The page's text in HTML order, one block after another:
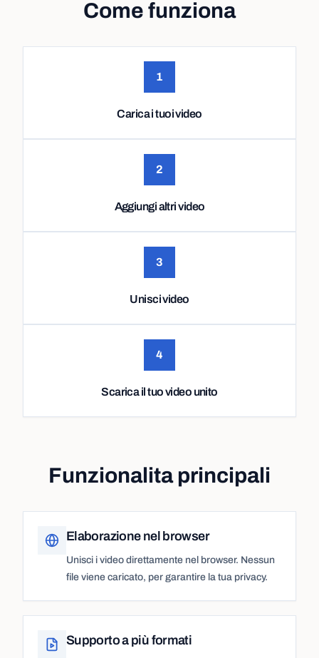
Come funziona
1
Carica i tuoi video
2
Aggiungi altri video
3
Unisci video
4
Scarica il tuo video unito
Funzionalita principali
Elaborazione nel browser
Unisci i video direttamente nel browser. Nessun
file viene caricato, per garantire la tua privacy.
Supporto a più formati